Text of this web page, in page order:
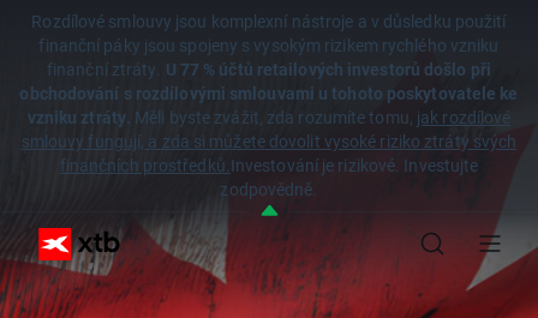
Rozdílové smlouvy jsou komplexní nástroje a v důsledku použití
finanční páky jsou spojeny s vysokým rizikem rychlého vzniku
finanční ztráty. U 77 % účtů retailových investorů došlo při
obchodování s rozdílovými smlouvami u tohoto poskytovatele ke
vzniku ztráty. Měli byste zvážit, zda rozumíte tomu, jak rozdílové
smlouvy fungují, a zda si můžete dovolit vysoké riziko ztráty svých
finančních prostředků.Investování je rizikové. Investujte
zodpovědně.